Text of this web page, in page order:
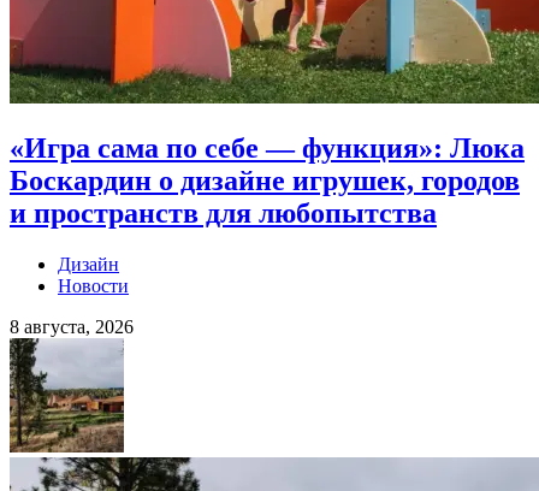
«Игра сама по себе — функция»: Люка
Боскардин о дизайне игрушек, городов
и пространств для любопытства
Дизайн
Новости
8 августа, 2026